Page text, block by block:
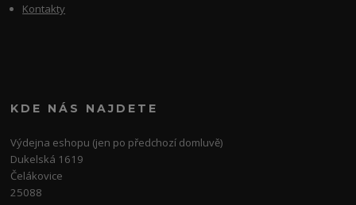
Kontakty
KDE NÁS NAJDETE
Výdejna eshopu (jen po předchozí domluvě)
Dukelská 1619
Čelákovice
25088